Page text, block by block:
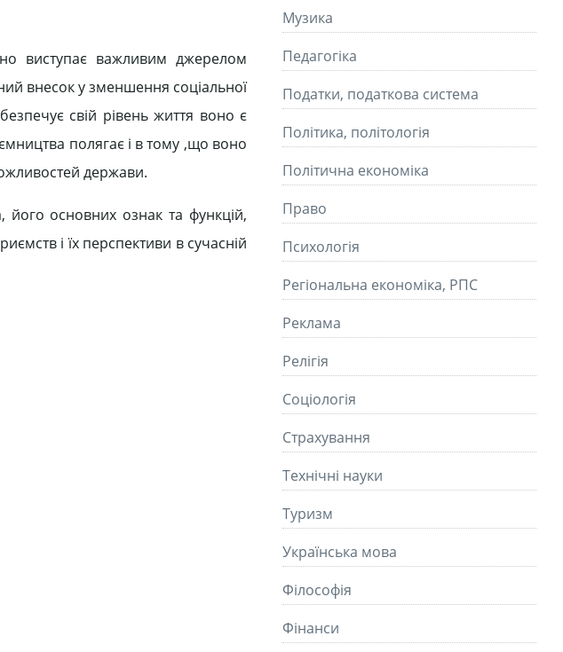
виступає важливим джерелом
внесок у зменшення соціальної
свій рівень життя воно є
полягає і в тому ,що воно
держави.
основних ознак та функцій,
і їх перспективи в сучасній
Музика
Педагогіка
Податки, податкова система
Політика, політологія
Політична економіка
Право
Психологія
Регіональна економіка, РПС
Реклама
Релігія
Соціологія
Страхування
Технічні науки
Туризм
Українська мова
Філософія
Фінанси